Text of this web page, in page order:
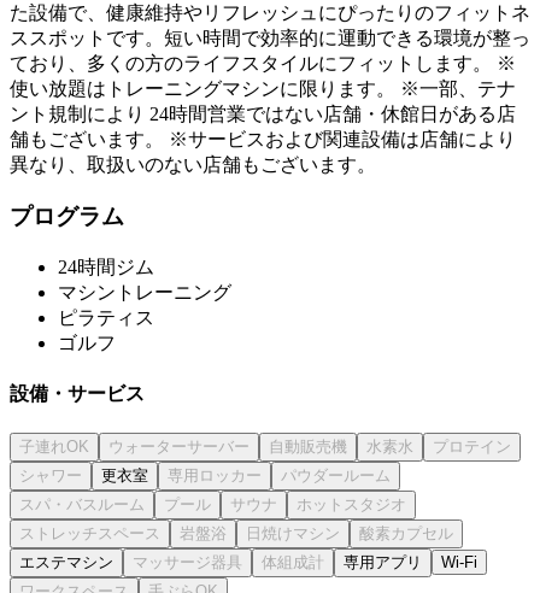
た設備で、健康維持やリフレッシュにぴったりのフィットネ
ススポットです。短い時間で効率的に運動できる環境が整っ
ており、多くの方のライフスタイルにフィットします。 ※
使い放題はトレーニングマシンに限ります。 ※一部、テナ
ント規制により 24時間営業ではない店舗・休館日がある店
舗もございます。 ※サービスおよび関連設備は店舗により
異なり、取扱いのない店舗もございます。
プログラム
24時間ジム
マシントレーニング
ピラティス
ゴルフ
設備・サービス
更衣室
エステマシン 専用アプリ Wi-Fi